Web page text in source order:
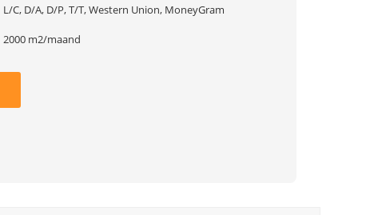
L/C, D/A, D/P, T/T, Western Union, MoneyGram
2000 m2/maand